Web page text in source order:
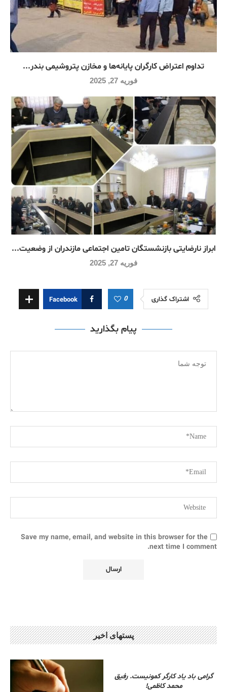
تداوم اعتراض کارگران پایانه‌ها و مخازن پتروشیمی بندر...
فوریه 27, 2025
ابراز نارضایتی بازنشستگان تامین اجتماعی مازندران از وضعیت...
فوریه 27, 2025
اشتراک گذاری 0
Facebook
پیام بگذارید
Save my name, email, and website in this browser for the
next time I comment.
پستهای اخیر
گرامی باد یاد کارگر کمونیست. رفیق
محمد کاظمی!